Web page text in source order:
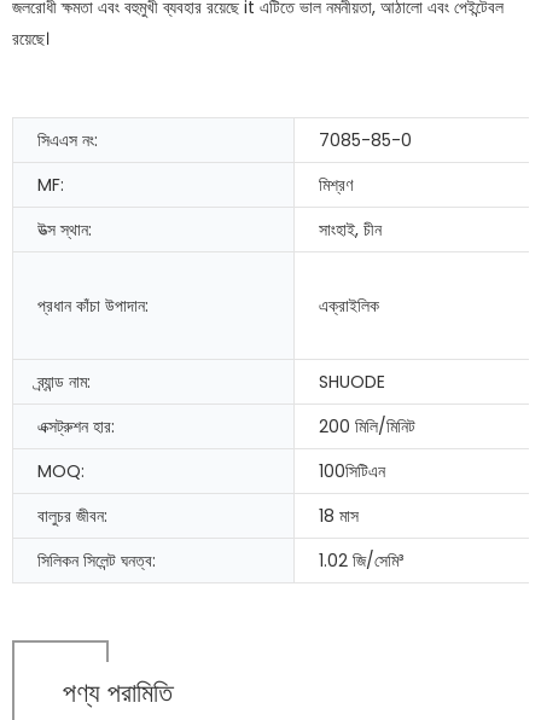
জলরোধী ক্ষমতা এবং বহুমুখী ব্যবহার রয়েছে it এটিতে ভাল নমনীয়তা, আঠালো এবং পেইন্টেবল
রয়েছে।
সিএএস নং:
7085-85-0
MF:
মিশ্রণ
উত্স স্থান:
সাংহাই, চীন
প্রধান কাঁচা উপাদান: এক্রাইলিক
ব্র্যান্ড নাম:
SHUODE
এক্সট্রুশন হার:
200 মিলি/মিনিট
MOQ:
100সিটিএন
বালুচর জীবন:
18 মাস
সিলিকন সিলেন্ট ঘনত্ব:
1.02 জি/সেমি³
পণ্য পরামিতি